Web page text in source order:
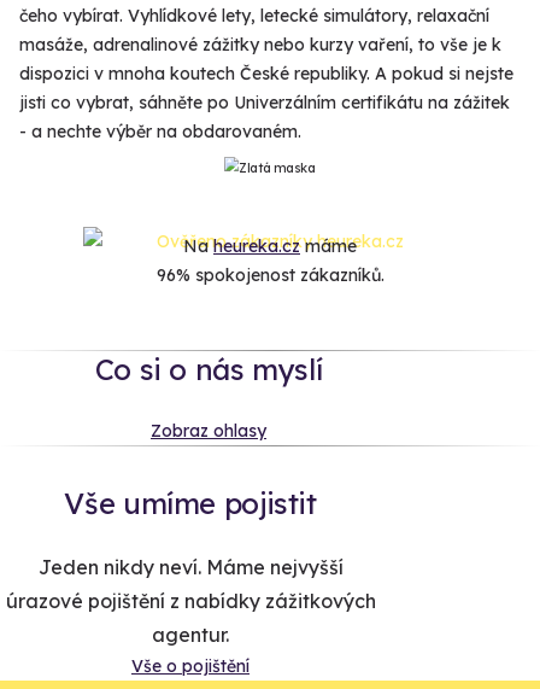
čeho vybírat. Vyhlídkové lety, letecké simulátory, relaxační
masáže, adrenalinové zážitky nebo kurzy vaření, to vše je k
dispozici v mnoha koutech České republiky. A pokud si nejste
jisti co vybrat, sáhněte po Univerzálním certifikátu na zážitek
- a nechte výběr na obdarovaném.
Naheureka.czmáme
96% spokojenost zákazníků.
Co si o nás myslí
Zobraz ohlasy
Vše umíme pojistit
Jeden nikdy neví. Máme nejvyšší
úrazové pojištění z nabídky zážitkových
agentur.
Vše o pojištění